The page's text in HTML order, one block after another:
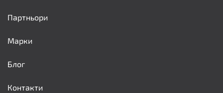
Партньори
Марки
Блог
Контакти